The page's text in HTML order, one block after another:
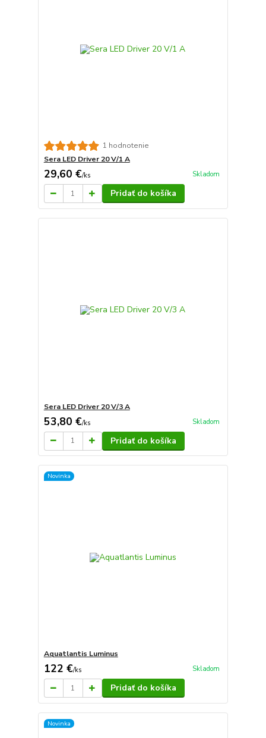
1 hodnotenie
Sera LED Driver 20 V/1 A
29,60 €/ks Skladom
Pridať do košíka
Sera LED Driver 20 V/3 A
53,80 €/ks Skladom
Pridať do košíka
Novinka
Aquatlantis Luminus
122 €/ks Skladom
Pridať do košíka
Novinka